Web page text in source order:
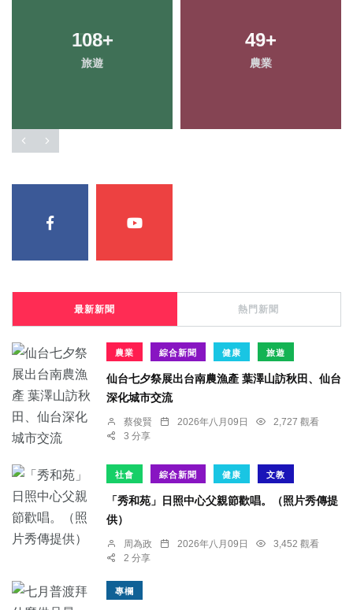
108+
旅遊
49+
農業
78+
專欄
44+
宗教
最新新聞 熱門新聞
農業 綜合新聞 健康 旅遊
仙台七夕祭展出台南農漁產 葉澤山訪秋田、仙台
深化城市交流
蔡俊賢 2026年八月09日
2,727 觀看
3 分享
社會 綜合新聞 健康 文教
「秀和苑」日照中心父親節歡唱。（照片秀傳提
供）
周為政 2026年八月09日
3,452 觀看
2 分享
專欄